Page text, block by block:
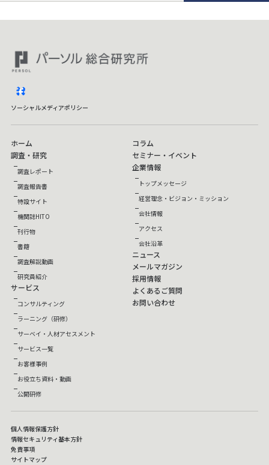
ソーシャルメディアポリシー
ホーム
調査・研究
調査レポート
調査報告書
特設サイト
機関誌HITO
刊行物
書籍
調査解説動画
研究員紹介
サービス
コンサルティング
ラーニング（研修）
サーベイ・人材アセスメント
サービス一覧
お客様事例
お役立ち資料・動画
公開研修
コラム
セミナー・イベント
企業情報
トップメッセージ
経営理念・ビジョン・ミッション
会社情報
アクセス
会社沿革
ニュース
メールマガジン
採用情報
よくあるご質問
お問い合わせ
個人情報保護方針
情報セキュリティ基本方針
免責事項
サイトマップ